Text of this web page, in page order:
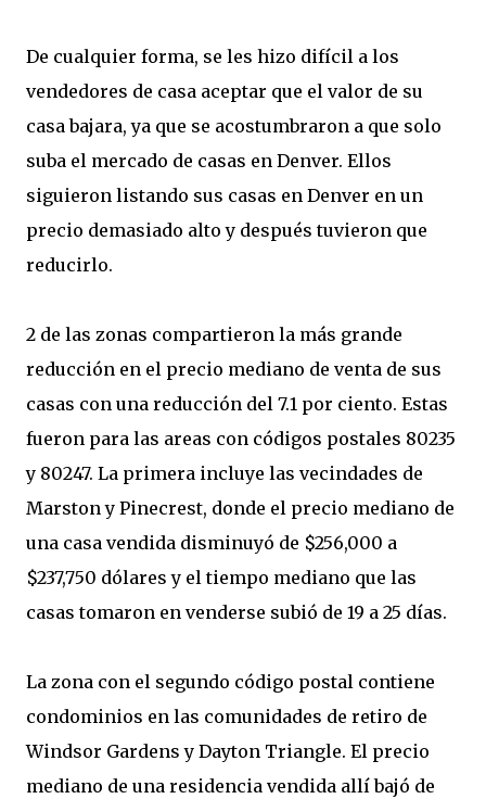
De cualquier forma, se les hizo difícil a los
vendedores de casa aceptar que el valor de su
casa bajara, ya que se acostumbraron a que solo
suba el mercado de casas en Denver. Ellos
siguieron listando sus casas en Denver en un
precio demasiado alto y después tuvieron que
reducirlo.
2 de las zonas compartieron la más grande
reducción en el precio mediano de venta de sus
casas con una reducción del 7.1 por ciento. Estas
fueron para las areas con códigos postales 80235
y 80247. La primera incluye las vecindades de
Marston y Pinecrest, donde el precio mediano de
una casa vendida disminuyó de $256,000 a
$237,750 dólares y el tiempo mediano que las
casas tomaron en venderse subió de 19 a 25 días.
La zona con el segundo código postal contiene
condominios en las comunidades de retiro de
Windsor Gardens y Dayton Triangle. El precio
mediano de una residencia vendida allí bajó de